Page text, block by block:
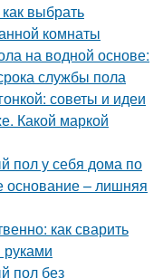
выбрать
комнаты
на водной основе:
службы пола
советы и идеи
Какой маркой
пол у себя дома по
основание – лишняя
как сварить
пол без